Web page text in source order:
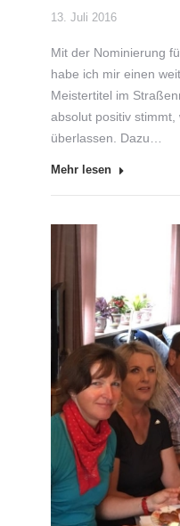
13. Juli 2016
Mit der Nominierung
habe ich mir einen
Meistertitel im
absolut positiv
überlassen. Dazu…
Mehr lesen